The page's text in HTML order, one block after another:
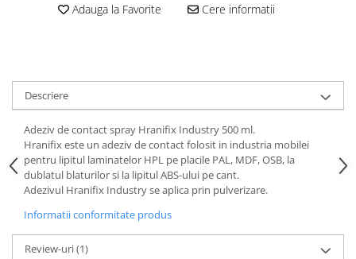
Adauga la Favorite Cere informatii
Descriere
Adeziv de contact spray Hranifix Industry 500 ml.
Hranifix este un adeziv de contact folosit in industria mobilei
pentru lipitul laminatelor HPL pe placile PAL, MDF, OSB, la
dublatul blaturilor si la lipitul ABS-ului pe cant.
Adezivul Hranifix Industry se aplica prin pulverizare.
Informatii conformitate produs
Review-uri(1)